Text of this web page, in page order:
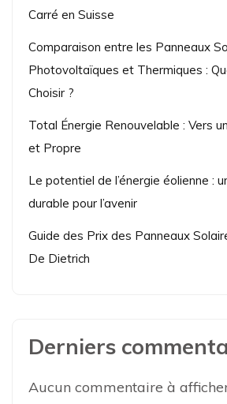
Carré en Suisse
Comparaison entre les Panneaux
Photovoltaïques et Thermiques :
Choisir ?
Total Énergie Renouvelable : Vers
et Propre
Le potentiel de l’énergie éolienne :
durable pour l’avenir
Guide des Prix des Panneaux
De Dietrich
Derniers
Aucun commentaire à